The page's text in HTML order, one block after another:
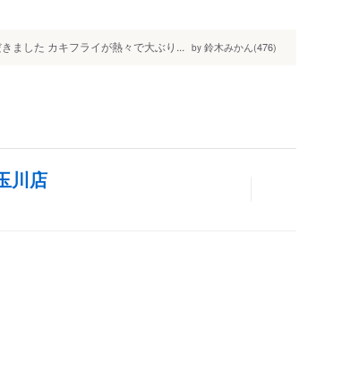
ました カキフライが熱々で大ぶり... by 鈴木みかん(476)
川店